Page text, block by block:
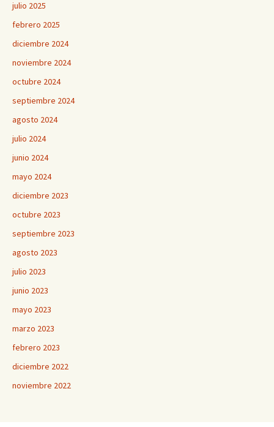
julio 2025
febrero 2025
diciembre 2024
noviembre 2024
octubre 2024
septiembre 2024
agosto 2024
julio 2024
junio 2024
mayo 2024
diciembre 2023
octubre 2023
septiembre 2023
agosto 2023
julio 2023
junio 2023
mayo 2023
marzo 2023
febrero 2023
diciembre 2022
noviembre 2022